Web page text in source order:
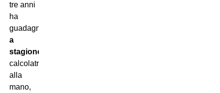
tre anni
ha
guadagnato
a
stagione
calcolatrice
alla
mano,